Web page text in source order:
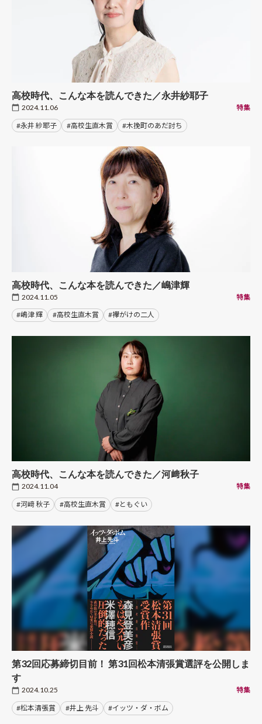
高校時代、こんな本を読んできた／永井紗耶子
2024.11.06 特集
#永井 紗耶子 #高校生直木賞 #木挽町のあだ討ち
高校時代、こんな本を読んできた／嶋津輝
2024.11.05 特集
#嶋津 輝 #高校生直木賞 #襷がけの二人
高校時代、こんな本を読んできた／河﨑秋子
2024.11.04 特集
#河﨑 秋子 #高校生直木賞 #ともぐい
第32回応募締切目前！ 第31回松本清張賞選評を公開しま
す
2024.10.25 特集
#松本清張賞 #井上 先斗 #イッツ・ダ・ボム